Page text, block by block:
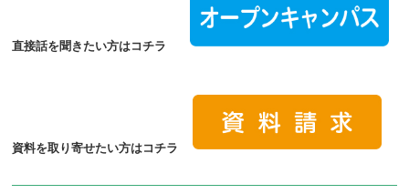
直接話を聞きたい方はコチラ
資料を取り寄せたい方はコチラ